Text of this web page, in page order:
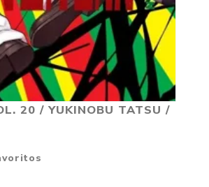
20 / YUKINOBU TATSU /